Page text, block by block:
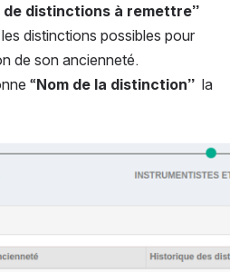
distinctions possibles pour
de son ancienneté.
“Nom de la distinction” la